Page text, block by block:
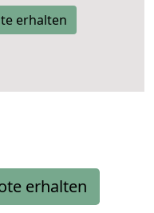
erhalten
erhalten